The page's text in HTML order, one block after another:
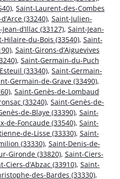
, Saint-Laurent-des-Combes
(33240), Saint-Julien-
d’Illac (33127), Saint-Jean-
Hilaire-du-Bois (33540), Saint-
, Saint-Girons-d’Aiguevives
, Saint-Germain-du-Puch
(33340), Saint-Germain-
Germain-de-Grave (33490),
, Saint-Genès-de-Lombaud
(33240), Saint-Genès-de-
de-Blaye (33390), Saint-
de-Foncaude (33540), Saint-
de-Lisse (33330), Saint-
(33330), Saint-Denis-de-
Gironde (33820), Saint-Ciers-
Ciers-d’Abzac (33910), Saint-
des-Bardes (33330),